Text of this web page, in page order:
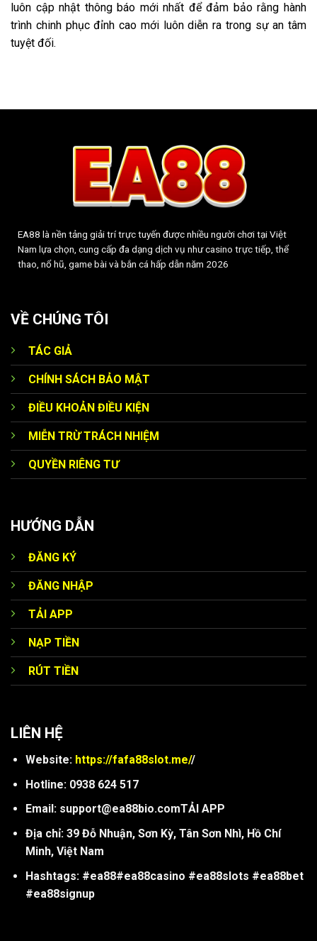
luôn cập nhật thông báo mới nhất để đảm bảo rằng hành
trình chinh phục đỉnh cao mới luôn diễn ra trong sự an tâm
tuyệt đối.
EA88 là nền tảng giải trí trực tuyến được nhiều người chơi tại Việt
Nam lựa chọn, cung cấp đa dạng dịch vụ như casino trực tiếp, thể
thao, nổ hũ, game bài và bắn cá hấp dẫn năm 2026
VỀ CHÚNG TÔI
TÁC GIẢ
CHÍNH SÁCH BẢO MẬT
ĐIỀU KHOẢN ĐIỀU KIỆN
MIỄN TRỪ TRÁCH NHIỆM
QUYỀN RIÊNG TƯ
HƯỚNG DẪN
ĐĂNG KÝ
ĐĂNG NHẬP
TẢI APP
NẠP TIỀN
RÚT TIỀN
LIÊN HỆ
Website: https://fafa88slot.me//
Hotline: 0938 624 517
Email: support@ea88bio.comTẢI APP
Địa chỉ: 39 Đỗ Nhuận, Sơn Kỳ, Tân Sơn Nhì, Hồ Chí
Minh, Việt Nam
Hashtags: #ea88#ea88casino #ea88slots #ea88bet
#ea88signup